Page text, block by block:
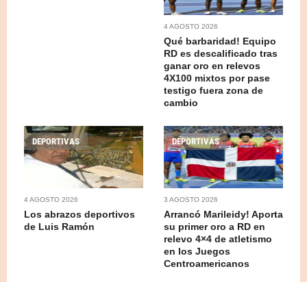
4 AGOSTO 2026
Qué barbaridad! Equipo
RD es descalificado tras
ganar oro en relevos
4X100 mixtos por pase
testigo fuera zona de
cambio
DEPORTIVAS
4 AGOSTO 2026
Los abrazos deportivos
de Luis Ramón
DEPORTIVAS
3 AGOSTO 2026
Arrancó Marileidy! Aporta
su primer oro a RD en
relevo 4×4 de atletismo
en los Juegos
Centroamericanos